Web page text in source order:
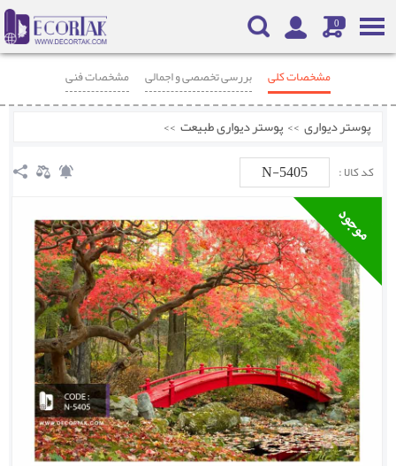
0
مشخصات کلی بررسی تخصصی و اجمالی
مشخصات فنی
محصولات مرتبط
پوستر دیواری >> پوستر دیواری طبیعت >>
کد کالا : N-5405